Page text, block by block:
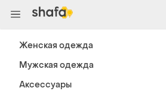
Женская одежда
Мужская одежда
Аксессуары